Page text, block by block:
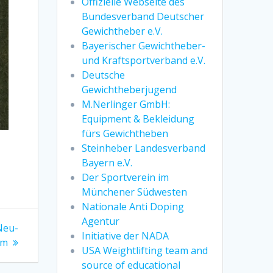
Bundesverband Deutscher
Gewichtheber e.V.
Bayerischer Gewichtheber-
und Kraftsportverband e.V.
Deutsche
Gewichtheberjugend
M.Nerlinger GmbH:
Equipment & Bekleidung
fürs Gewichtheben
Steinheber Landesverband
Bayern e.V.
Der Sportverein im
Münchener Südwesten
Nationale Anti Doping
Agentur
Initiative der NADA
USA Weightlifting team and
source of educational